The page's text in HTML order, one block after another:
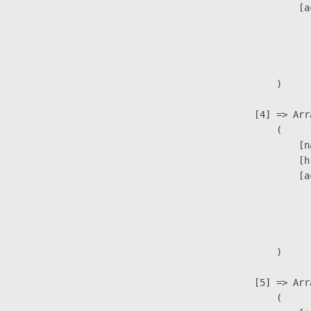
                        )
[4] =>
                        (
                        )
[5] =>
                        (